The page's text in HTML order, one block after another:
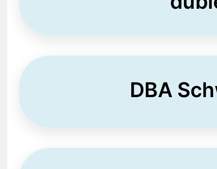
DBA